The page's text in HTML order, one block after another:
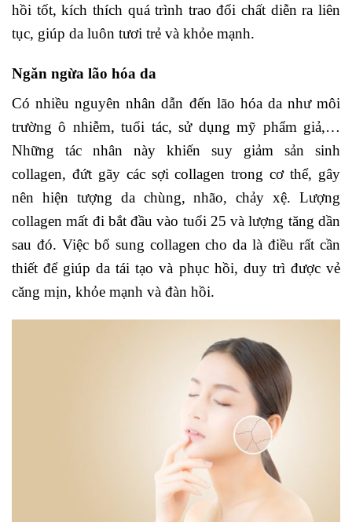
hồi tốt, kích thích quá trình trao đổi chất diễn ra liên
tục, giúp da luôn tươi trẻ và khỏe mạnh.
Ngăn ngừa lão hóa da
Có nhiều nguyên nhân dẫn đến lão hóa da như môi
trường ô nhiễm, tuổi tác, sử dụng mỹ phẩm giả,…
Những tác nhân này khiến suy giảm sản sinh
collagen, đứt gãy các sợi collagen trong cơ thể, gây
nên hiện tượng da chùng, nhão, chảy xệ. Lượng
collagen mất đi bắt đầu vào tuổi 25 và lượng tăng dần
sau đó. Việc bổ sung collagen cho da là điều rất cần
thiết để giúp da tái tạo và phục hồi, duy trì được vẻ
căng mịn, khỏe mạnh và đàn hồi.